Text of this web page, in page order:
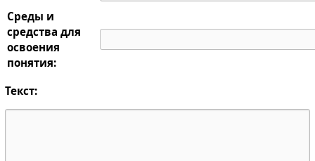
Среды и
средства для
освоения
понятия:
Текст: